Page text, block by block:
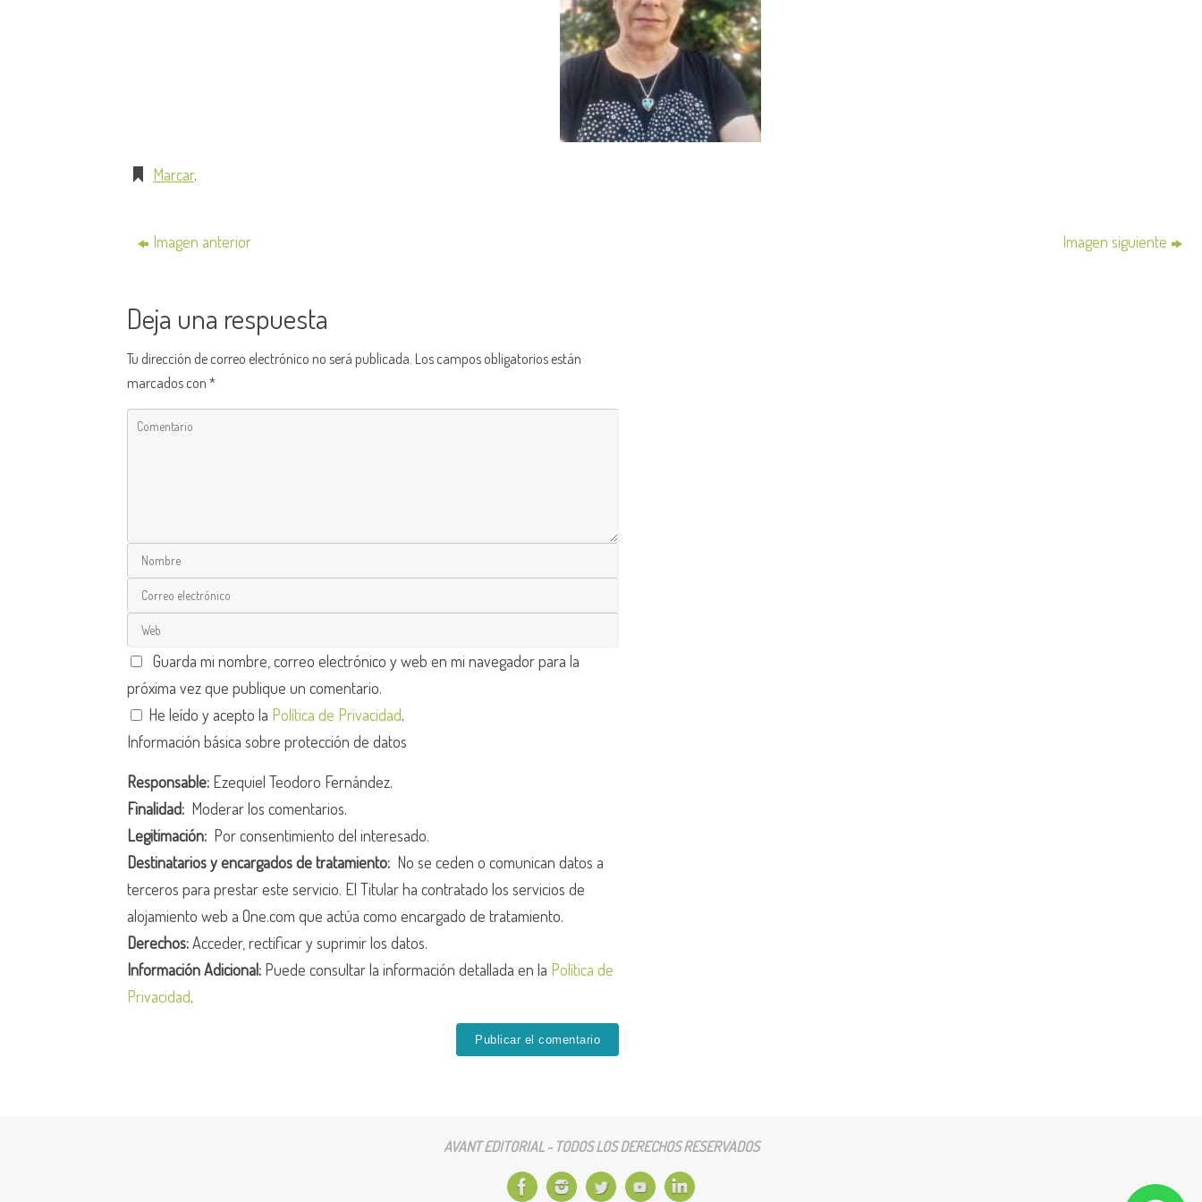
Marcar.
Imagen anterior Imagen siguiente
Deja una respuesta
Tu dirección de correo electrónico no será publicada. Los campos obligatorios están
marcados con*
Guarda mi nombre, correo electrónico y web en mi navegador para la
próxima vez que publique un comentario.
He leído y acepto la Política de Privacidad.
Información básica sobre protección de datos
Responsable: Ezequiel Teodoro Fernández.
Finalidad: Moderar los comentarios.
Legitimación: Por consentimiento del interesado.
Destinatarios y encargados de tratamiento: No se ceden o comunican datos a
terceros para prestar este servicio. El Titular ha contratado los servicios de
alojamiento web a One.com que actúa como encargado de tratamiento.
Derechos:Acceder, rectificar y suprimir los datos.
Información Adicional: Puede consultar la información detallada en la Política de
Privacidad.
AVANT EDITORIAL - TODOS LOS DERECHOS RESERVADOS